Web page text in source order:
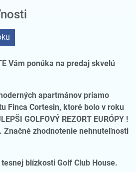
Vám ponúka na predaj skvelú
apartmánov priamo
Finca Cortesin, ktoré bolo v roku
GOLFOVÝ REZORT EURÓPY !
Značné zhodnotenie nehnuteľnosti
blízkosti Golf Club House.